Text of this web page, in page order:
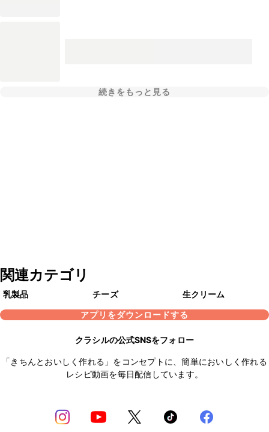
続きをもっと見る
関連カテゴリ
乳製品 チーズ
生クリーム
アプリをダウンロードする
クラシルの公式SNSをフォロー
「きちんとおいしく作れる」をコンセプトに、簡単においしく作れる
レシピ動画を毎日配信しています。